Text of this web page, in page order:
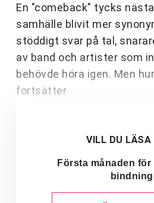
En "comeback" tycks
samhälle blivit mer
stöddigt svar på tal,
av band och artister som
behövde höra igen. Men
fortsätter
VILL DU LÄSA
Första månaden för